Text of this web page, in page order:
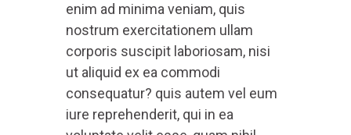
enim ad minima veniam, quis
nostrum exercitationem ullam
corporis suscipit laboriosam, nisi
ut aliquid ex ea commodi
consequatur? quis autem vel eum
iure reprehenderit, qui in ea